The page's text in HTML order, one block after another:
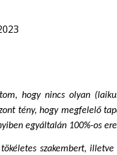
hogy nincs olyan
tény, hogy megfelelő
egyáltalán 100%-os
szakembert,